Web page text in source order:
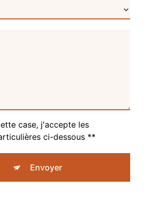
case, j'accepte les
ci-dessous **
Envoyer